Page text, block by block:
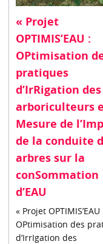
« Projet
OPTIMIS’EAU :
OPtimisation
pratiques
d’IrRigation des
arboriculteurs
Mesure de
de la conduite
arbres sur la
conSommation
d’EAU
« Projet OPTIMIS’EAU
OPtimisation des
d’IrrIgation des